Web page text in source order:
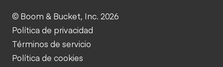
© Boom & Bucket, Inc. 2026
Política de privacidad
Términos de servicio
Política de cookies